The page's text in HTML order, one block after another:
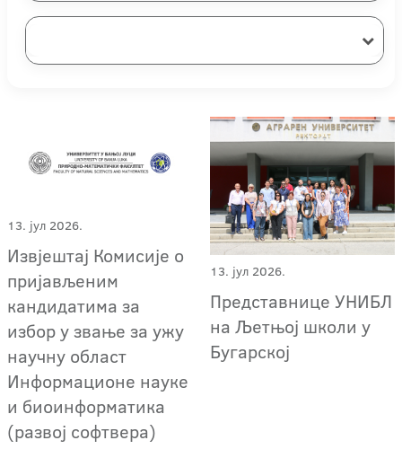
13. јул 2026.
Извјештај Комисије о
пријављеним
кандидатима за
избор у звање за ужу
научну област
Информационе науке
и биоинформатика
(развој софтвера)
13. јул 2026.
Представнице УНИБЛ
на Љетњој школи у
Бугарској